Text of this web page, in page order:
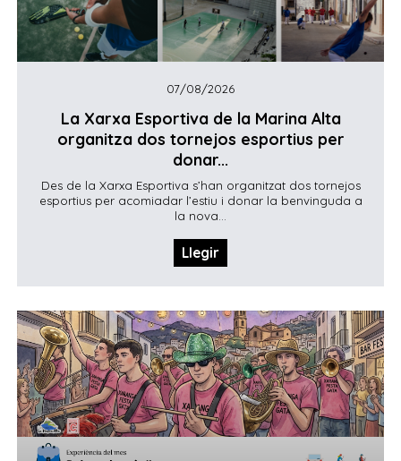
07/08/2026
La Xarxa Esportiva de la Marina Alta
organitza dos tornejos esportius per
donar...
Des de la Xarxa Esportiva s’han organitzat dos tornejos
esportius per acomiadar l’estiu i donar la benvinguda a
la nova...
Llegir